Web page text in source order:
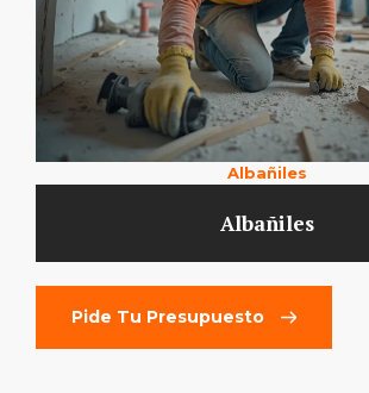
Albañiles
Albañiles
Pide Tu Presupuesto